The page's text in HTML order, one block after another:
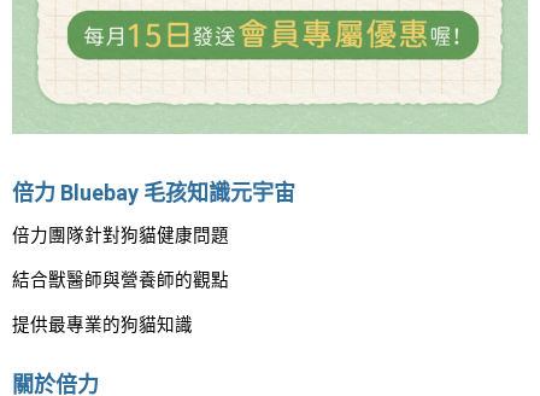
倍力 Bluebay 毛孩知識元宇宙
倍力團隊針對狗貓健康問題
結合獸醫師與營養師的觀點
提供最專業的狗貓知識
關於倍力